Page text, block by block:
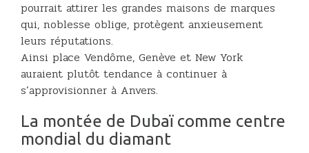
pourrait attirer les grandes maisons de marques
qui, noblesse oblige, protègent anxieusement
leurs réputations.
Ainsi place Vendôme, Genève et New York
auraient plutôt tendance à continuer à
s’approvisionner à Anvers.
La montée de Dubaï comme centre
mondial du diamant